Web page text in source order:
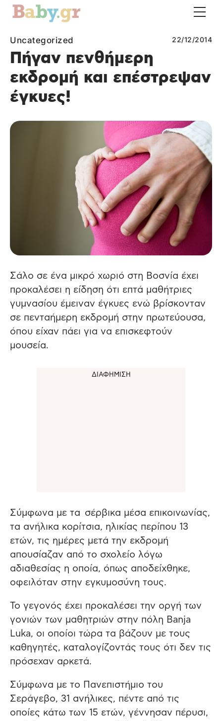
Uncategorized 22/12/2014
Πήγαν πενθήμερη
εκδρομή και επέστρεψαν
έγκυες!
Σάλο σε ένα μικρό χωριό στη Βοσνία έχει
προκαλέσει η είδηση ότι επτά μαθήτριες
γυμνασίου έμειναν έγκυες ενώ βρίσκονταν
σε πενταήμερη εκδρομή στην πρωτεύουσα,
όπου είχαν πάει για να επισκεφτούν
μουσεία.
Σύμφωνα με τα σέρβικα μέσα επικοινωνίας,
τα ανήλικα κορίτσια, ηλικίας περίπου 13
ετών, τις ημέρες μετά την εκδρομή
απουσίαζαν από το σχολείο λόγω
αδιαθεσίας η οποία, όπως αποδείχθηκε,
οφειλόταν στην εγκυμοσύνη τους.
Το γεγονός έχει προκαλέσει την οργή των
γονιών των μαθητριών στην πόλη Banja
Luka, οι οποίοι τώρα τα βάζουν με τους
καθηγητές, καταλογίζοντάς τους ότι δεν τις
πρόσεχαν αρκετά.
Σύμφωνα με το Πανεπιστήμιο του
Σεράγεβο, 31 ανήλικες, πέντε από τις
οποίες κάτω των 15 ετών, γέννησαν πέρυσι,